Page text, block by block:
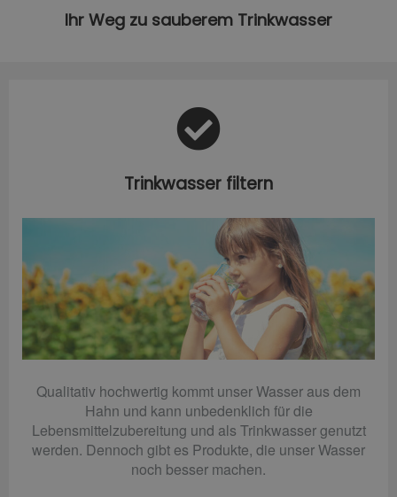
Ihr Weg zu sauberem Trinkwasser
Trinkwasser filtern
Qualitativ hochwertig kommt unser Wasser aus dem
Hahn und kann unbedenklich für die
Lebensmittelzubereitung und als Trinkwasser genutzt
werden. Dennoch gibt es Produkte, die unser Wasser
noch besser machen.